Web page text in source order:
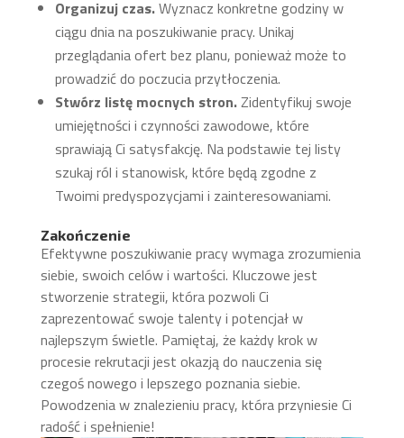
Organizuj czas.Wyznacz konkretne godziny w
ciągu dnia na poszukiwanie pracy. Unikaj
przeglądania ofert bez planu, ponieważ może to
prowadzić do poczucia przytłoczenia.
Stwórz listę mocnych stron.Zidentyfikuj swoje
umiejętności i czynności zawodowe, które
sprawiają Ci satysfakcję. Na podstawie tej listy
szukaj ról i stanowisk, które będą zgodne z
Twoimi predyspozycjami i zainteresowaniami.
Zakończenie
Efektywne poszukiwanie pracy wymaga zrozumienia
siebie, swoich celów i wartości. Kluczowe jest
stworzenie strategii, która pozwoli Ci
zaprezentować swoje talenty i potencjał w
najlepszym świetle. Pamiętaj, że każdy krok w
procesie rekrutacji jest okazją do nauczenia się
czegoś nowego i lepszego poznania siebie.
Powodzenia w znalezieniu pracy, która przyniesie Ci
radość i spełnienie!